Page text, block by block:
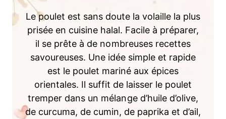
Le poulet est sans doute la volaille la plus
prisée en cuisine halal. Facile à préparer,
il se prête à de nombreuses recettes
savoureuses. Une idée simple et rapide
est le poulet mariné aux épices
orientales. Il suffit de laisser le poulet
tremper dans un mélange d’huile d’olive,
de curcuma, de cumin, de paprika et d’ail,